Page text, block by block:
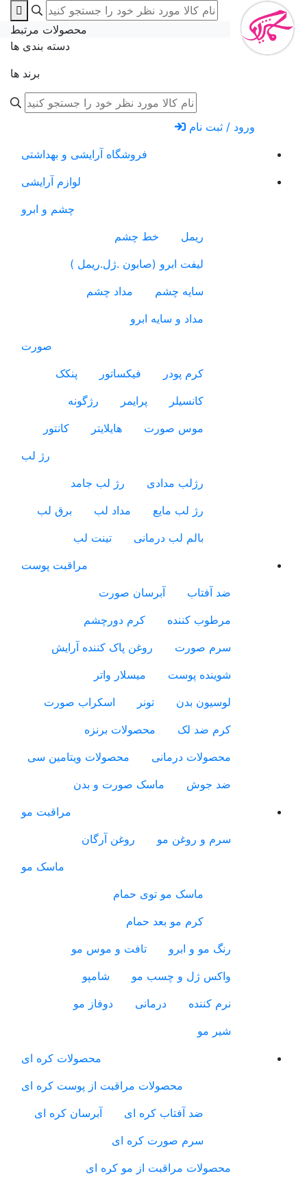
دسته بندی ها
برند ها
محصولات مرتبط
ورود / ثبت نام
فروشگاه آرایشی و بهداشتی
لوازم آرایشی
چشم و ابرو
ریمل
خط چشم
لیفت ابرو (صابون .ژل.ریمل )
سایه چشم
مداد چشم
مداد و سایه ابرو
صورت
کرم پودر
فیکساتور
پنکک
کانسیلر
پرایمر
رژگونه
موس صورت
هایلایتر
کانتور
رژ لب
رژلب مدادی
رژ لب جامد
رژ لب مایع
مداد لب
برق لب
بالم لب درمانی
تینت لب
مراقبت پوست
ضد آفتاب
آبرسان صورت
مرطوب کننده
کرم دورچشم
سرم صورت
روغن پاک کننده آرایش
شوینده پوست
میسلار واتر
لوسیون بدن
تونر
اسکراب صورت
کرم ضد لک
محصولات برنزه
محصولات درمانی
محصولات ویتامین سی
ضد جوش
ماسک صورت و بدن
مراقبت مو
سرم و روغن مو
روغن آرگان
ماسک مو
ماسک مو توی حمام
کرم مو بعد حمام
رنگ مو و ابرو
تافت و موس مو
واکس ژل و چسب مو
شامپو
نرم کننده
درمانی
دوفاز مو
شیر مو
محصولات کره ای
محصولات مراقبت از پوست کره ای
ضد آفتاب کره ای
آبرسان کره ای
سرم صورت کره ای
محصولات مراقبت از مو کره ای